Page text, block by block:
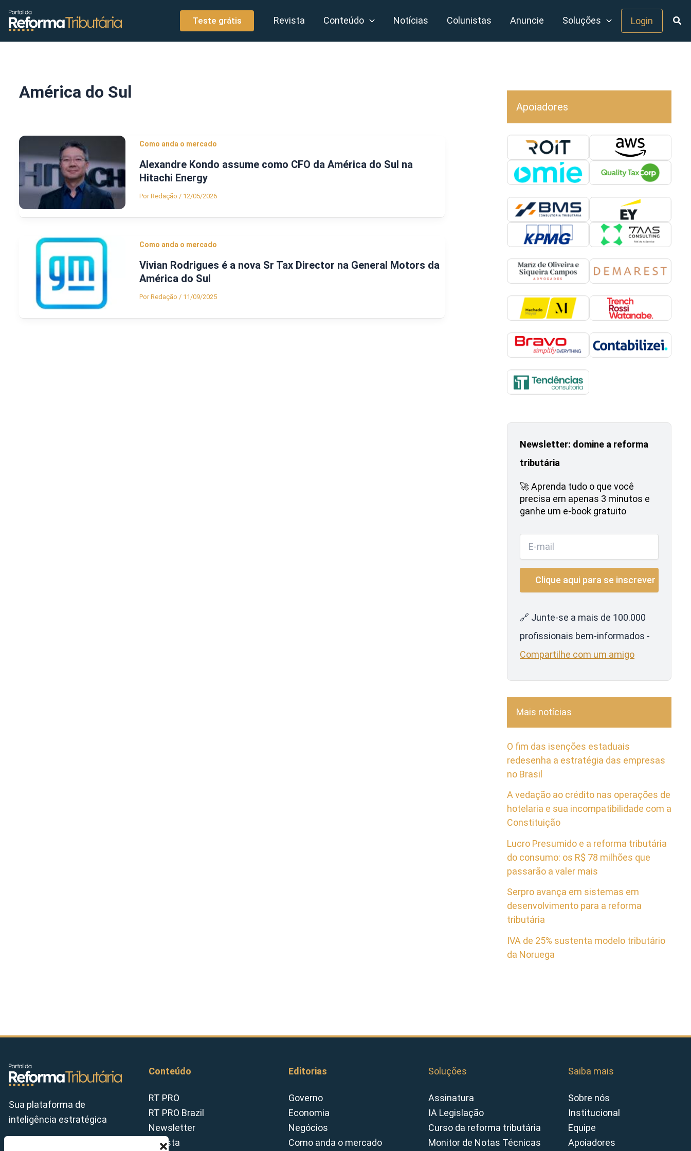
conteúdo
Teste grátis Revista Conteúdo Notícias Colunistas Anuncie Soluções Login
América do Sul
Como anda o mercado
Alexandre Kondo assume como CFO da América do Sul na
Hitachi Energy
PorRedação / 12/05/2026
Como anda o mercado
Vivian Rodrigues é a nova Sr Tax Director na General Motors da
América do Sul
PorRedação / 11/09/2025
Apoiadores
Newsletter: domine a reforma
tributária
🚀 Aprenda tudo o que você
precisa em apenas 3 minutos e
ganhe um e-book gratuito
🔗 Junte-se a mais de 100.000
profissionais bem-informados -
Compartilhe com um amigo
Mais notícias
O fim das isenções estaduais
redesenha a estratégia das empresas
no Brasil
A vedação ao crédito nas operações de
hotelaria e sua incompatibilidade com a
Constituição
Lucro Presumido e a reforma tributária
do consumo: os R$ 78 milhões que
passarão a valer mais
Serpro avança em sistemas em
desenvolvimento para a reforma
tributária
IVA de 25% sustenta modelo tributário
da Noruega
Sua plataforma de
inteligência estratégica
Conteúdo
RT PRO
RT PRO Brazil
Newsletter
Revista
Editorias
Governo
Economia
Negócios
Como anda o mercado
Soluções
Assinatura
IA Legislação
Curso da reforma tributária
Monitor de Notas Técnicas
Saiba mais
Sobre nós
Institucional
Equipe
Apoiadores